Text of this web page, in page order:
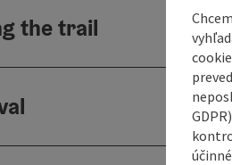
the trail